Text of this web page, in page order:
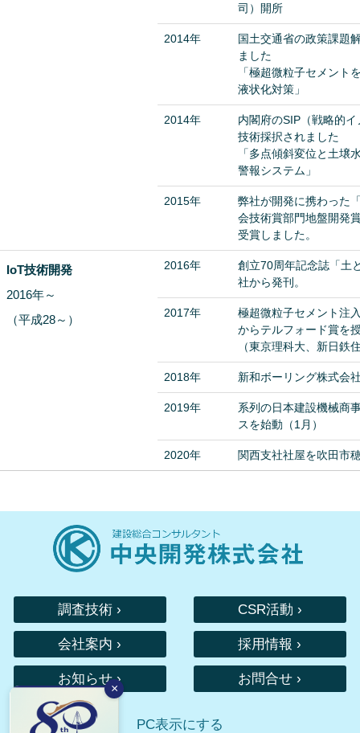
×
司）開所
2014年
国土交通省の政策課題
ました
「極超微粒子セメント
液状化対策」
2014年
内閣府のSIP（戦略的
技術採択されました
「多点傾斜変位と土壌
警報システム」
2015年
弊社が開発に携わった
会技術賞部門地盤開発
受賞しました。
IoT技術開発
2016年～
（平成28～）
2016年
創立70周年記念誌「土
社から発刊。
2017年
極超微粒子セメント注
からテルフォード賞を
（東京理科大、新日鉄
2018年 新和ボーリング株式会
2019年
系列の日本建設機械商
スを始動（1月）
2020年 関西支社社屋を吹田市
調査技術 › CSR活動 ›
会社案内 › 採用情報 ›
お知らせ › お問合せ ›
PC表示にする